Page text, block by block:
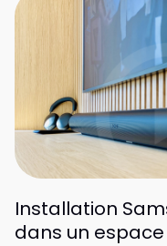
Installation
dans un